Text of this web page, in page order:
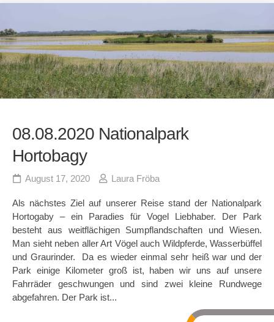
08.08.2020 Nationalpark
Hortobagy
August 17, 2020 Laura Fröba
Als nächstes Ziel auf unserer Reise stand der Nationalpark
Hortogaby – ein Paradies für Vogel Liebhaber. Der Park
besteht aus weitflächigen Sumpflandschaften und Wiesen.
Man sieht neben aller Art Vögel auch Wildpferde, Wasserbüffel
und Graurinder. Da es wieder einmal sehr heiß war und der
Park einige Kilometer groß ist, haben wir uns auf unsere
Fahrräder geschwungen und sind zwei kleine Rundwege
abgefahren. Der Park ist...